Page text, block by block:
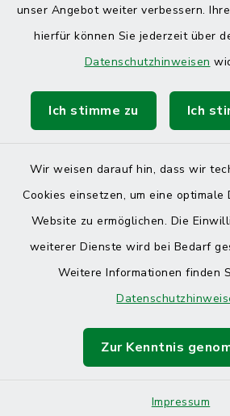
unser Angebot weiter verbessern.
hierfür können Sie jederzeit über
Datenschutzhinweisen
Ich stimme zu Ich
Wir weisen darauf hin, dass wir
Cookies einsetzen, um eine
Website zu ermöglichen. Die
weiterer Dienste wird bei Bedarf
Weitere Informationen finden
Zur Kenntnis
Impressum
Kontakt
Datenschutz
Impressum
Sitemap
Cookie-